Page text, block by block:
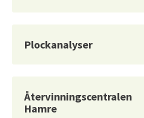
Plockanalyser
Återvinningscentralen
Hamre